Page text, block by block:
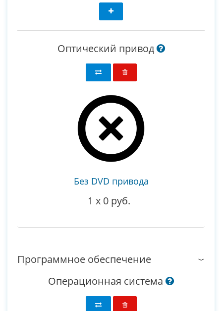
Оптический привод
Без DVD привода
1 x 0 руб.
Программное обеспечение
Операционная система